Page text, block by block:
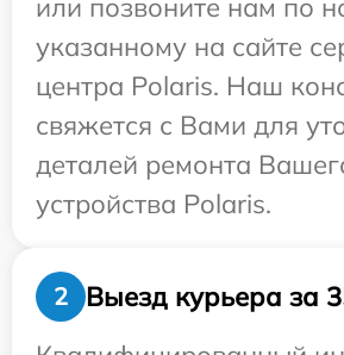
или позвоните нам по
указанному на сайте
центра Polaris. Наш
свяжется с Вами для
деталей ремонта
устройства Polaris.
2
Выезд курьера за